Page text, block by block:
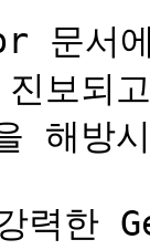
문서
보되
해방
한